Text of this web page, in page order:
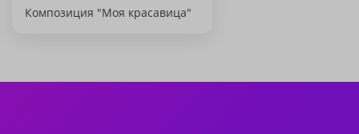
Композиция "Моя красавица"